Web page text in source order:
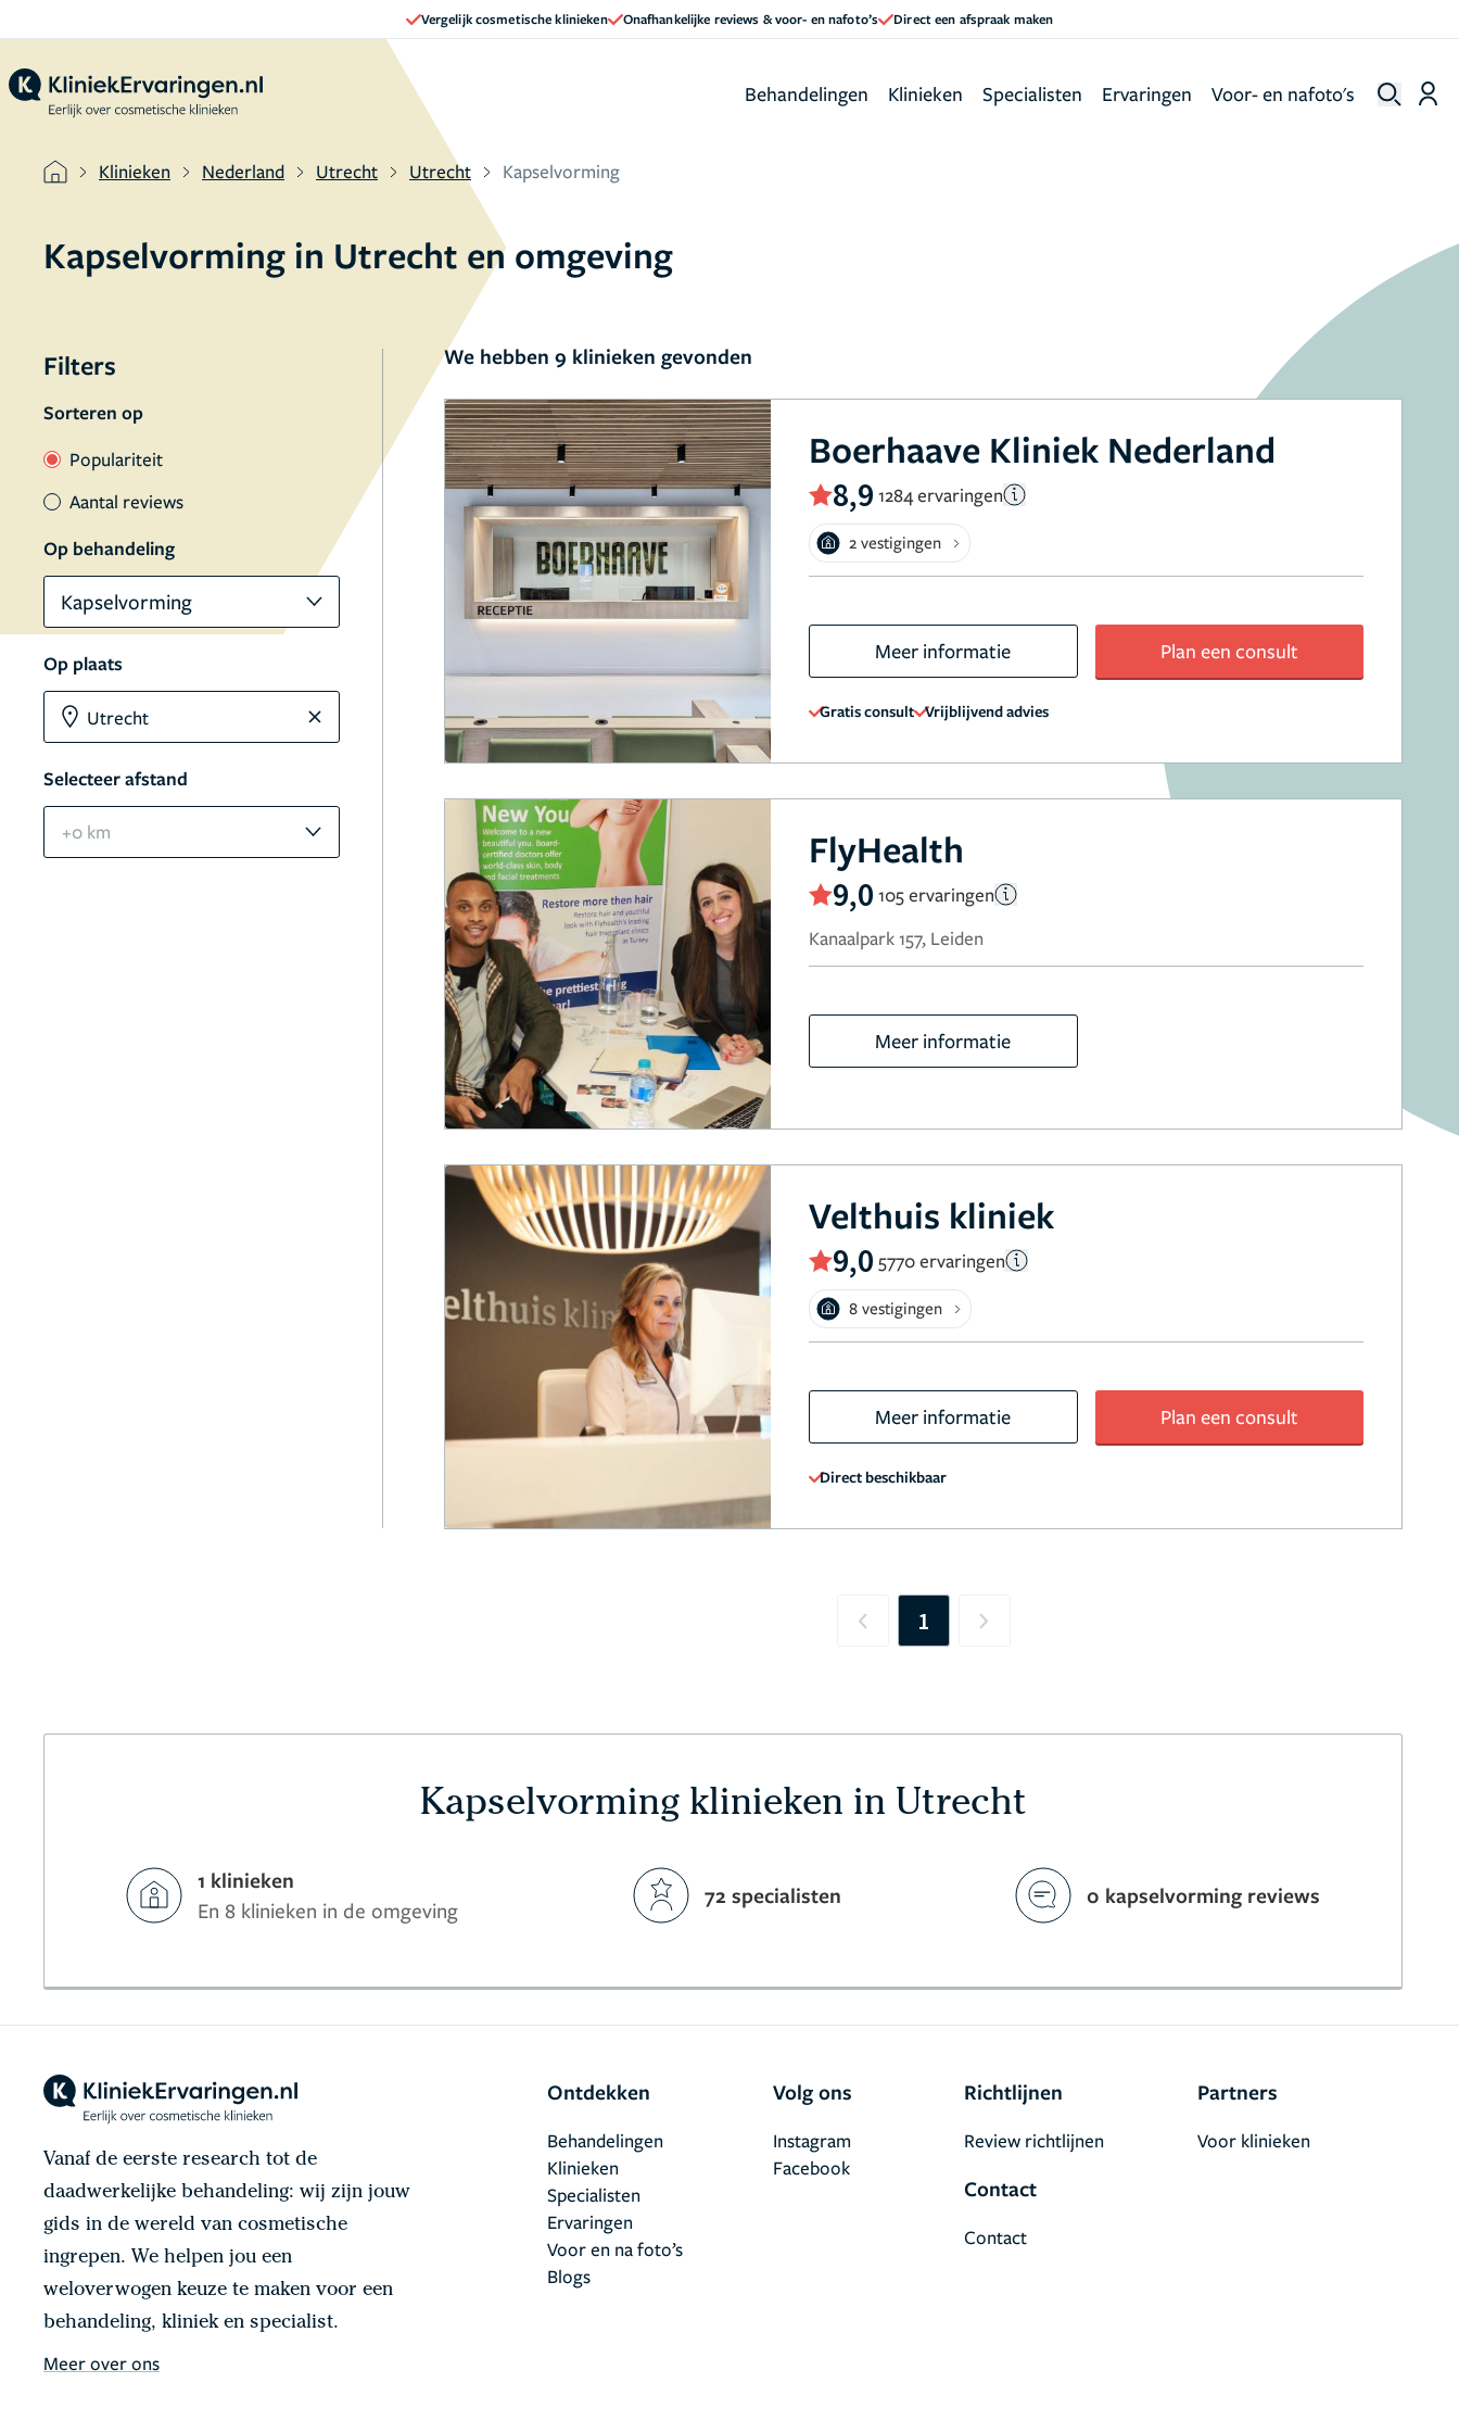
Vergelijk cosmetische klinieken Onafhankelijke reviews & voor- en nafoto’s Direct een afspraak maken
Behandelingen Klinieken Specialisten Ervaringen Voor- en nafoto's
Klinieken Nederland Utrecht Utrecht Kapselvorming
Kapselvorming in Utrecht en omgeving
Filters
Sorteren op
Populariteit
Aantal reviews
Op behandeling
Kapselvorming
Op plaats
Selecteer afstand
+0 km
We hebben 9 klinieken gevonden
Boerhaave Kliniek Nederland
8,9 1284 ervaringen
2 vestigingen
Meer informatie Plan een consult
Gratis consult Vrijblijvend advies
FlyHealth
9,0 105 ervaringen
Kanaalpark 157, Leiden
Meer informatie
Velthuis kliniek
9,0 5770 ervaringen
8 vestigingen
Meer informatie Plan een consult
Direct beschikbaar
Previous
1 Next
Kapselvorming klinieken in Utrecht
1 klinieken
En 8 klinieken in de omgeving
72 specialisten 0 kapselvorming reviews
Vanaf de eerste research tot de
daadwerkelijke behandeling: wij zijn jouw
gids in de wereld van cosmetische
ingrepen. We helpen jou een
weloverwogen keuze te maken voor een
behandeling, kliniek en specialist.
Meer over ons
Ontdekken
Behandelingen
Klinieken
Specialisten
Ervaringen
Voor en na foto’s
Blogs
Volg ons
Facebook
Instagram
Richtlijnen
Review richtlijnen
Contact
Contact
Partners
Voor klinieken